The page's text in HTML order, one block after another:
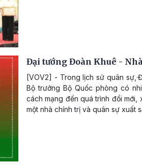
Đại tướng Đoàn Khuê -
[VOV2] - Trong lịch sử quân
Bộ trưởng Bộ Quốc phòng có
cách mạng đến quá trình đổi
một nhà chính trị và quân sự xuất